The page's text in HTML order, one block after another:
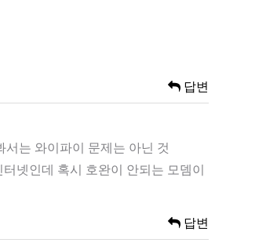
답변
는 와이파이 문제는 아닌 것
넷인데 혹시 호완이 안되는 모뎀이
답변